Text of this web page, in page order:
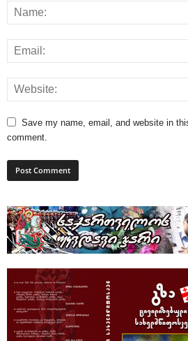
Save my name, email, and website in
comment.